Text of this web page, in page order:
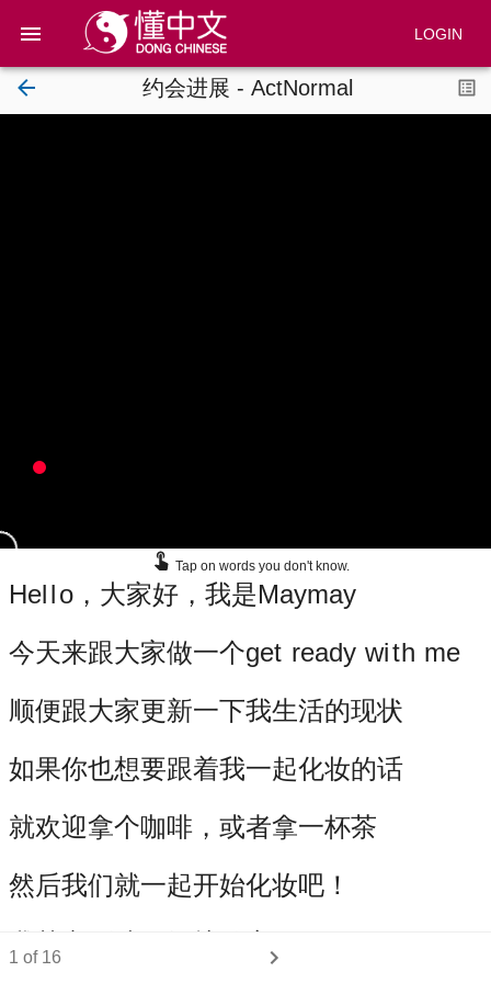
LOGIN
HOME CHANNELS SEARCH
约会进展 - ActNormal
Tap on words you don't know.
Hello ， 大家好 ， 我是Maymay
今天来跟大家做一个get ready with me
顺便跟大家更新一下我生活的现状
如果你也想要跟着我一起化妆的话
就欢迎拿个咖啡 ， 或者拿一杯茶
然后我们就一起开始化妆吧 ！
我 其实
1 of 16
Terms of service
Contact us
Media
Test level
dong_chinese
Partners